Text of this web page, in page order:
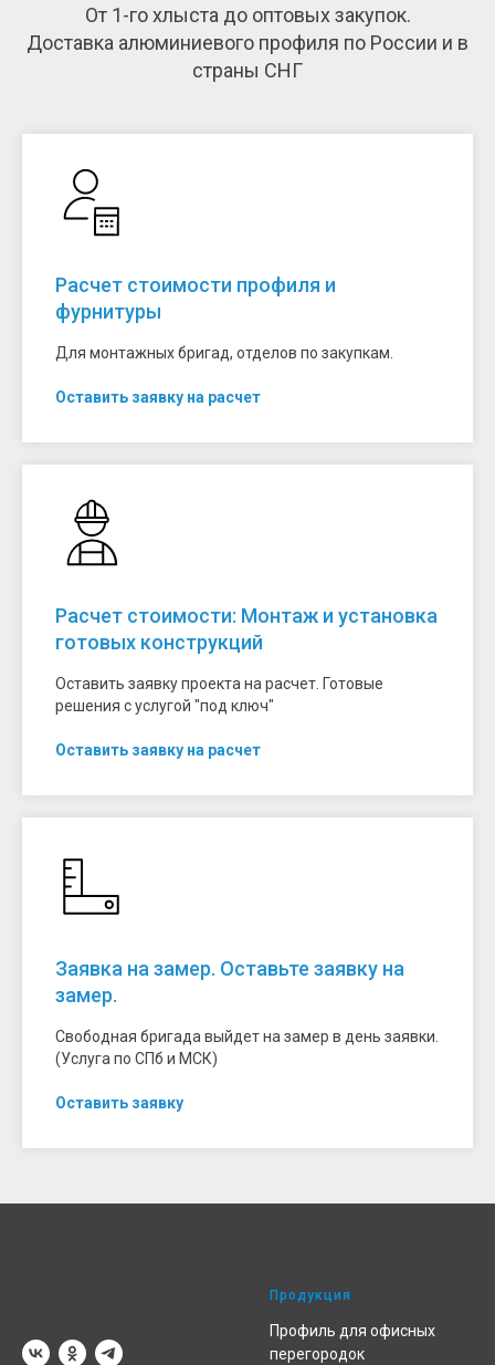
От 1-го хлыста до оптовых закупок.
Доставка алюминиевого профиля по России и в
страны СНГ
Расчет стоимости профиля и
фурнитуры
Для монтажных бригад, отделов по закупкам.
Оставить заявку на расчет
Расчет стоимости: Монтаж и установка
готовых конструкций
Оставить заявку проекта на расчет. Готовые
решения с услугой "под ключ"
Оставить заявку на расчет
Заявка на замер. Оставьте заявку на
замер.
Свободная бригада выйдет на замер в день заявки.
(Услуга по СПб и МСК)
Оставить заявку
Продукция
Профиль для офисных
перегородок